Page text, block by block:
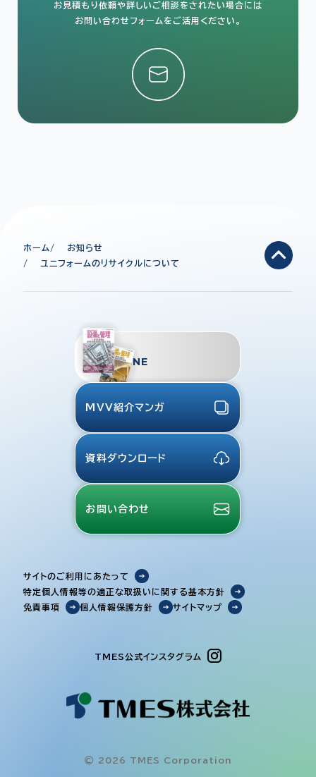
お見積もり依頼や詳しいご相談をされたい場合には
お問い合わせフォームをご活用ください。
ホーム
お知らせ
ユニフォームのリサイクルについて
TMES
MAGAZINE
MVV紹介マンガ
資料ダウンロード
お問い合わせ
サイトのご利用にあたって
特定個人情報等の適正な取扱いに関する基本方針
免責事項
個人情報保護方針 サイトマップ
TMES公式インスタグラム
© 2026 TMES Corporation